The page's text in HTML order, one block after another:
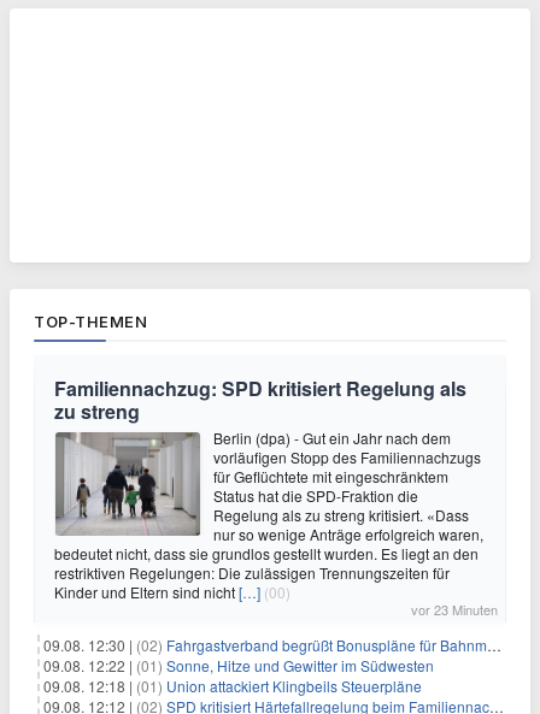
TOP-THEMEN
Familiennachzug: SPD kritisiert Regelung als
zu streng
Berlin (dpa) - Gut ein Jahr nach dem
vorläufigen Stopp des Familiennachzugs
für Geflüchtete mit eingeschränktem
Status hat die SPD-Fraktion die
Regelung als zu streng kritisiert. «Dass
nur so wenige Anträge erfolgreich waren,
bedeutet nicht, dass sie grundlos gestellt wurden. Es liegt an den
restriktiven Regelungen: Die zulässigen Trennungszeiten für
Kinder und Eltern sind nicht[…] (00)
vor 23 Minuten
09.08. 12:30 | (02) Fahrgastverband begrüßt Bonuspläne für Bahnmanager
09.08. 12:22 | (01) Sonne, Hitze und Gewitter im Südwesten
09.08. 12:18 | (01) Union attackiert Klingbeils Steuerpläne
09.08. 12:12 | (02) SPD kritisiert Härtefallregelung beim Familiennachzug als zu streng